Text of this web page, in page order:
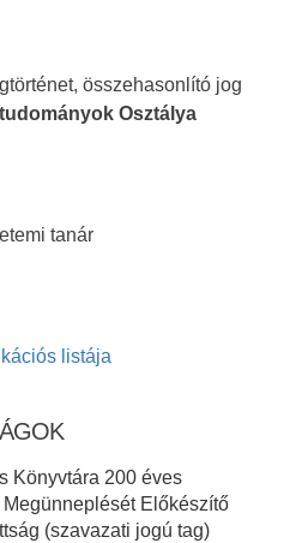
összehasonlító jog
Osztálya
tanár
listája
Könyvtára 200 éves
Előkészítő
(szavazati jogú tag)